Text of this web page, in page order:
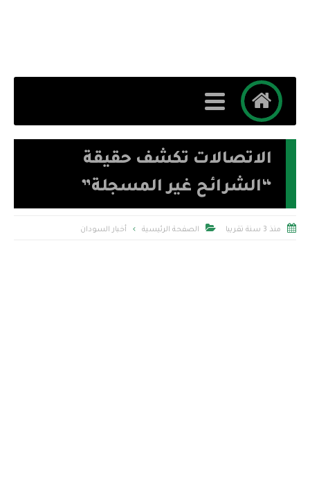
الاتصالات تكشف حقيقة
“الشرائح غير المسجلة”
 منذ 3 سنة تقريبا  الصفحة الرئيسية أخبار السودان